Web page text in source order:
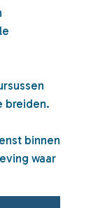
breiden.
binnen
waar